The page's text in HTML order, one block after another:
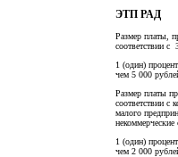
ЭТП РАД
Размер платы,
соответствии
1 (один)
чем 5 000
Размер платы
соответствии с
малого
некоммерческие
1 (один)
чем 2 000